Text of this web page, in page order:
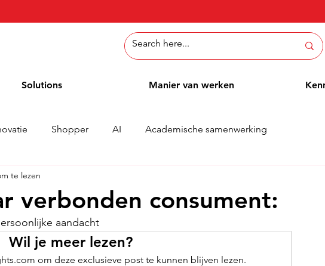
Solutions Manier van werken
Shopper AI Academische samenwerking
Nieuws
verbonden consument:
te lezen
aandacht
Wil je meer lezen?
om deze exclusieve post te kunnen blijven lezen.